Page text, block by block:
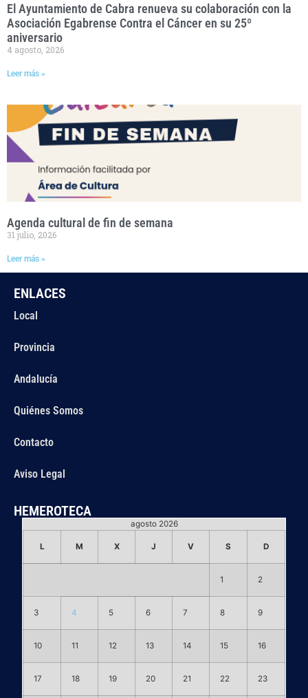
El Ayuntamiento de Cabra renueva su colaboración con la
Asociación Egabrense Contra el Cáncer en su 25º
aniversario
4 agosto, 2026
Leer más »
Agenda cultural de fin de semana
31 julio, 2026
Leer más »
ENLACES
Local
Provincia
Andalucía
Quiénes Somos
Contacto
Aviso Legal
HEMEROTECA
agosto 2026
L M X J V S D
1 2
3 4 5 6 7 8 9
10 11 12 13 14 15 16
17 18 19 20 21 22 23